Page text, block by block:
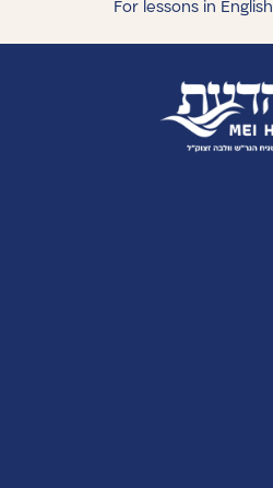
For lessons in